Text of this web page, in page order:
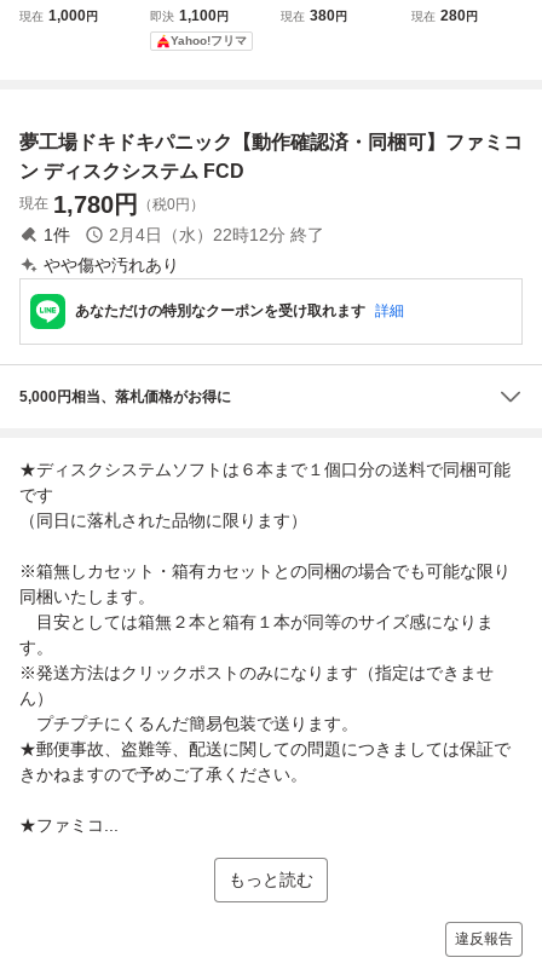
ミコン ディスクシ
現在 1,000円
用ソフト「夢工場
ドキドキパニッ
ク」動作確認済み
即決 1,100円
Yahoo!フリマ
認済・同梱可】フ
現在 380円
ル麻雀悟空【動作
現在 280円
夢工場ドキドキパニック【動作確認済・同梱可】ファミコ
ン ディスクシステム FCD
現在 1,780円 （税0円）
1件 2月4日（水）22時12分 終了
やや傷や汚れあり
あなただけの特別なクーポンを受け取れます 詳細
5,000円相当、落札価格がお得に
★ディスクシステムソフトは６本まで１個口分の送料で同梱可能
です
（同日に落札された品物に限ります）
※箱無しカセット・箱有カセットとの同梱の場合でも可能な限り
同梱いたします。
目安としては箱無２本と箱有１本が同等のサイズ感になりま
す。
※発送方法はクリックポストのみになります（指定はできませ
ん）
プチプチにくるんだ簡易包装で送ります。
★郵便事故、盗難等、配送に関しての問題につきましては保証で
きかねますので予めご了承ください。
★ファミコ...
もっと読む
違反報告